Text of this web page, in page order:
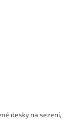
desky na sezení,